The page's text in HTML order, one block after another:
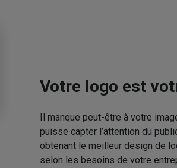
Votre logo est
Il manque peut-être à votre
puisse capter l’attention du
obtenant le meilleur design de
selon les besoins de votre